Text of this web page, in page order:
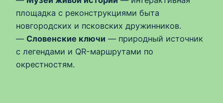
площадка с реконструкциями быта
новгородских и псковских дружинников.
— Словенские ключи — природный источник
с легендами и QR-маршрутами по
окрестностям.